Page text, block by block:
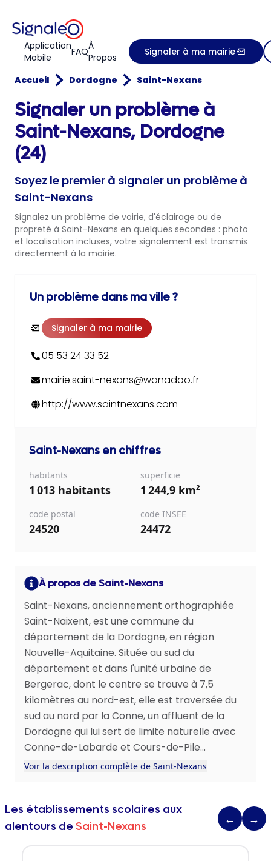
Application
Mobile
FAQÀ
Propos
Signaler à ma mairie
Accueil Dordogne Saint-Nexans
Signaler un problème à
Saint-Nexans, Dordogne
(24)
Soyez le premier à signaler un problème à
Saint-Nexans
Signalez un problème de voirie, d'éclairage ou de
propreté à Saint-Nexans en quelques secondes : photo
et localisation incluses, votre signalement est transmis
directement à la mairie.
Un problème dans ma ville ?
Signaler à ma mairie
05 53 24 33 52
mairie.saint-nexans@wanadoo.fr
http://www.saintnexans.com
Saint-Nexans en chiffres
habitants
1 013 habitants
superficie
1 244,9 km²
code postal
24520
code INSEE
24472
À propos de Saint-Nexans
Saint-Nexans, anciennement orthographiée
Saint-Naixent, est une commune du
département de la Dordogne, en région
Nouvelle-Aquitaine. Située au sud du
département et dans l'unité urbaine de
Bergerac, dont le centre se trouve à 7,5
kilomètres au nord-est, elle est traversée du
sud au nord par la Conne, un affluent de la
Dordogne qui lui sert de limite naturelle avec
Conne-de-Labarde et Cours-de-Pile...
Voir la description complète de Saint-Nexans
Les établissements scolaires aux
alentours de Saint-Nexans
← →